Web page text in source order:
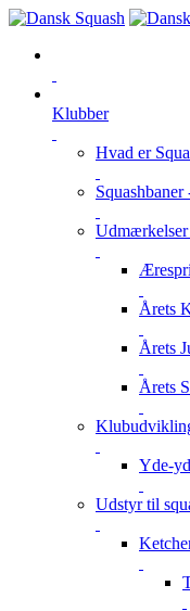
Klubber
Hvad er
Udmærkelser
Årets
Årets
Årets
Yde-
Udstyr til